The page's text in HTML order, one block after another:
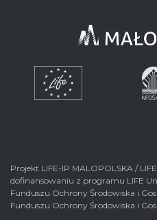
Projekt LIFE-IP MALOPOLSKA /
dofinansowaniu z programu LIFE
Funduszu Ochrony Środowiska i
Funduszu Ochrony Środowiska i